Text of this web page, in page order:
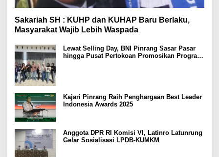
Sakariah SH : KUHP dan KUHAP Baru Berlaku,
Masyarakat Wajib Lebih Waspada
Lewat Selling Day, BNI Pinrang Sasar Pasar
hingga Pusat Pertokoan Promosikan Program
Kajari Pinrang Raih Penghargaan Best Leader
Indonesia Awards 2025
Anggota DPR RI Komisi VI, Latinro Latunrung
Gelar Sosialisasi LPDB-KUMKM